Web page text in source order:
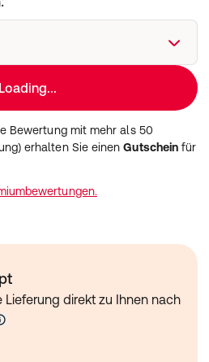
Loading...
Bewertung mit mehr als 50
erhalten Sie einenGutschein für
Lieferung direkt zu Ihnen nach